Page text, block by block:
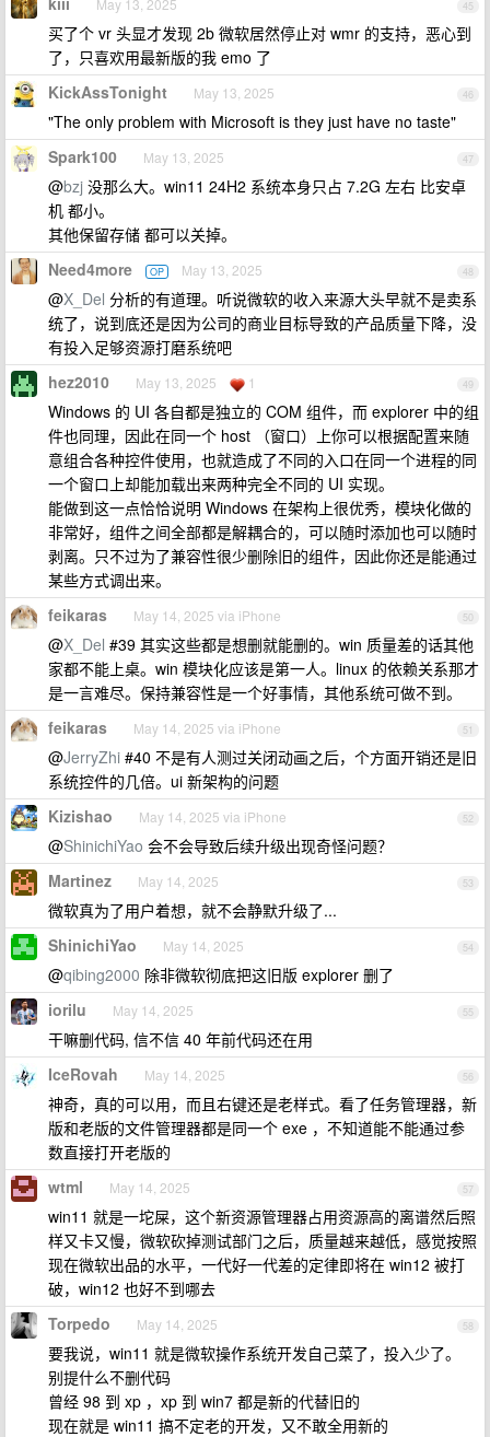
45
买了个 vr 头显才发现 2b 微软居然停止对 wmr 的支持，恶心到
了，只喜欢用最新版的我 emo 了
46
KickAssTonight May 13, 2025
"The only problem with Microsoft is they just have no taste"
47
Spark100 May 13, 2025
@bzj 没那么大。win11 24H2 系统本身只占 7.2G 左右 比安卓
机 都小。
其他保留存储 都可以关掉。
48
Need4more OP May 13, 2025
@X_Del 分析的有道理。听说微软的收入来源大头早就不是卖系
统了，说到底还是因为公司的商业目标导致的产品质量下降，没
有投入足够资源打磨系统吧
49
hez2010 May 13, 2025 1
Windows 的 UI 各自都是独立的 COM 组件，而 explorer 中的组
件也同理，因此在同一个 host （窗口）上你可以根据配置来随
意组合各种控件使用，也就造成了不同的入口在同一个进程的同
一个窗口上却能加载出来两种完全不同的 UI 实现。
能做到这一点恰恰说明 Windows 在架构上很优秀，模块化做的
非常好，组件之间全部都是解耦合的，可以随时添加也可以随时
剥离。只不过为了兼容性很少删除旧的组件，因此你还是能通过
某些方式调出来。
50
feikaras May 14, 2025 via iPhone
@X_Del #39 其实这些都是想删就能删的。win 质量差的话其他
家都不能上桌。win 模块化应该是第一人。linux 的依赖关系那才
是一言难尽。保持兼容性是一个好事情，其他系统可做不到。
51
feikaras May 14, 2025 via iPhone
@JerryZhi #40 不是有人测过关闭动画之后，个方面开销还是旧
系统控件的几倍。ui 新架构的问题
52
Kizishao May 14, 2025 via iPhone
@ShinichiYao 会不会导致后续升级出现奇怪问题？
53
Martinez May 14, 2025
微软真为了用户着想，就不会静默升级了...
54
ShinichiYao May 14, 2025
@qibing2000 除非微软彻底把这旧版 explorer 删了
55
iorilu May 14, 2025
干嘛删代码, 信不信 40 年前代码还在用
56
IceRovah May 14, 2025
神奇，真的可以用，而且右键还是老样式。看了任务管理器，新
版和老版的文件管理器都是同一个 exe ，不知道能不能通过参
数直接打开老版的
57
wtml May 14, 2025
win11 就是一坨屎，这个新资源管理器占用资源高的离谱然后照
样又卡又慢，微软砍掉测试部门之后，质量越来越低，感觉按照
现在微软出品的水平，一代好一代差的定律即将在 win12 被打
破，win12 也好不到哪去
58
Torpedo May 14, 2025
要我说，win11 就是微软操作系统开发自己菜了，投入少了。
别提什么不删代码
曾经 98 到 xp ，xp 到 win7 都是新的代替旧的
现在就是 win11 搞不定老的开发，又不敢全用新的